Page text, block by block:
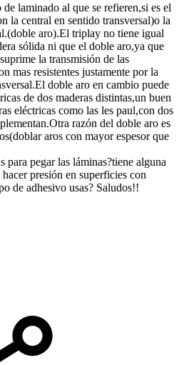
laminado al que se refieren,si es el
la central en sentido transversal)o la
aro).El triplay no tiene igual
sólida ni que el doble aro,ya que
la transmisión de las
mas resistentes justamente por la
doble aro en cambio puede
de dos maderas distintas,un buen
eléctricas como las les paul,con dos
razón del doble aro es
aros con mayor espesor que
para pegar las láminas?tiene alguna
presión en superficies con
de adhesivo usas? Saludos!!